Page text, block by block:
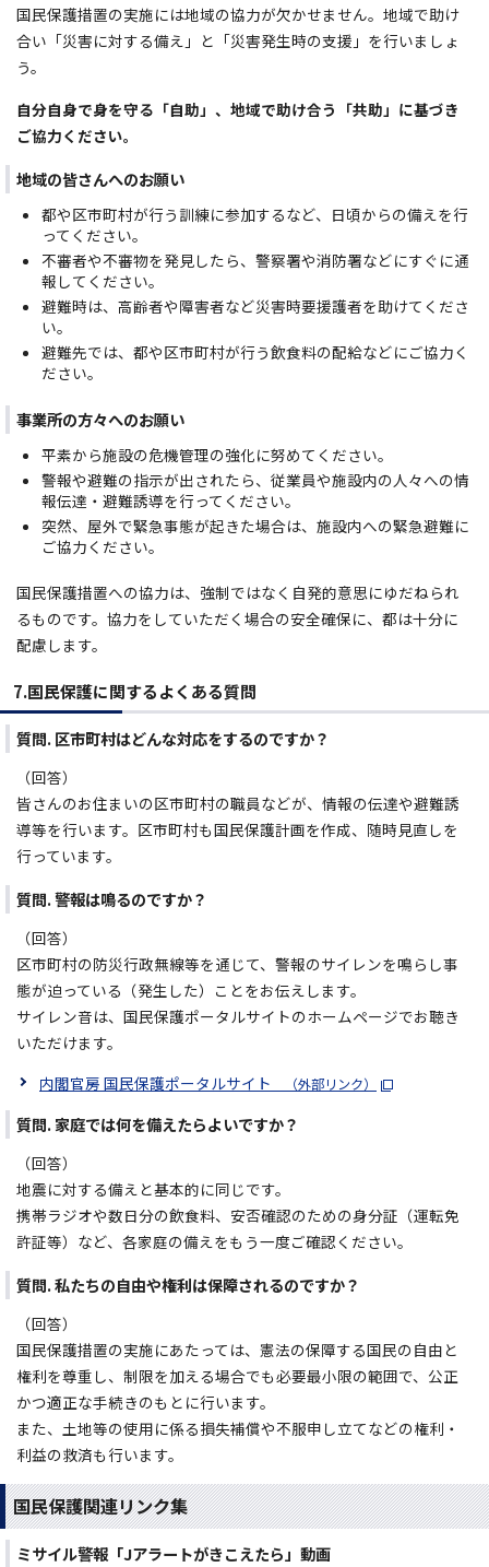
国民保護措置の実施には地域の協力が欠かせません。地域で助け
合い「災害に対する備え」と「災害発生時の支援」を行いましょ
う。
自分自身で身を守る「自助」、地域で助け合う「共助」に基づき
ご協力ください。
地域の皆さんへのお願い
都や区市町村が行う訓練に参加するなど、日頃からの備えを行
ってください。
不審者や不審物を発見したら、警察署や消防署などにすぐに通
報してください。
避難時は、高齢者や障害者など災害時要援護者を助けてくださ
い。
避難先では、都や区市町村が行う飲食料の配給などにご協力く
ださい。
事業所の方々へのお願い
平素から施設の危機管理の強化に努めてください。
警報や避難の指示が出されたら、従業員や施設内の人々への情
報伝達・避難誘導を行ってください。
突然、屋外で緊急事態が起きた場合は、施設内への緊急避難に
ご協力ください。
国民保護措置への協力は、強制ではなく自発的意思にゆだねられ
るものです。協力をしていただく場合の安全確保に、都は十分に
配慮します。
7.国民保護に関するよくある質問
質問. 区市町村はどんな対応をするのですか？
（回答）
皆さんのお住まいの区市町村の職員などが、情報の伝達や避難誘
導等を行います。区市町村も国民保護計画を作成、随時見直しを
行っています。
質問. 警報は鳴るのですか？
（回答）
区市町村の防災行政無線等を通じて、警報のサイレンを鳴らし事
態が迫っている（発生した）ことをお伝えします。
サイレン音は、国民保護ポータルサイトのホームページでお聴き
いただけます。
内閣官房 国民保護ポータルサイト
（外部リンク）
質問. 家庭では何を備えたらよいですか？
（回答）
地震に対する備えと基本的に同じです。
携帯ラジオや数日分の飲食料、安否確認のための身分証（運転免
許証等）など、各家庭の備えをもう一度ご確認ください。
質問. 私たちの自由や権利は保障されるのですか？
（回答）
国民保護措置の実施にあたっては、憲法の保障する国民の自由と
権利を尊重し、制限を加える場合でも必要最小限の範囲で、公正
かつ適正な手続きのもとに行います。
また、土地等の使用に係る損失補償や不服申し立てなどの権利・
利益の救済も行います。
国民保護関連リンク集
ミサイル警報「Jアラートがきこえたら」動画